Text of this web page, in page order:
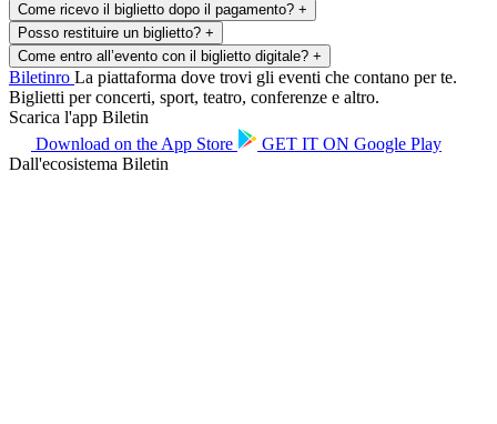
Come ricevo il biglietto dopo il pagamento? +
Posso restituire un biglietto? +
Come entro all’evento con il biglietto digitale? +
Biletinro La piattaforma dove trovi gli eventi che contano per te.
Biglietti per concerti, sport, teatro, conferenze e altro.
Scarica l'app Biletin
Download on the App Store GET IT ON Google Play
Dall'ecosistema Biletin